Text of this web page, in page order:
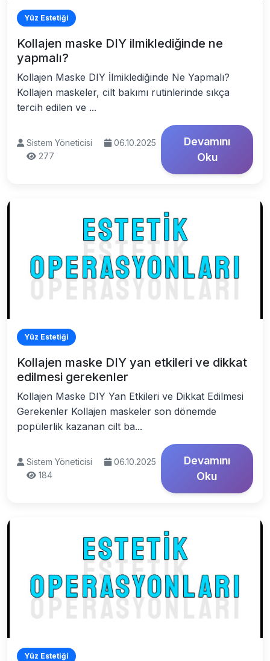
Yüz Estetiği
Kollajen maske DIY ilmiklediğinde ne
yapmalı?
Kollajen Maske DIY İlmiklediğinde Ne Yapmalı?
Kollajen maskeler, cilt bakımı rutinlerinde sıkça
tercih edilen ve ...
Sistem Yöneticisi
06.10.2025
277
Devamını
Oku
Yüz Estetiği
Kollajen maske DIY yan etkileri ve dikkat
edilmesi gerekenler
Kollajen Maske DIY Yan Etkileri ve Dikkat Edilmesi
Gerekenler Kollajen maskeler son dönemde
popülerlik kazanan cilt ba...
Sistem Yöneticisi
06.10.2025
184
Devamını
Oku
Yüz Estetiği